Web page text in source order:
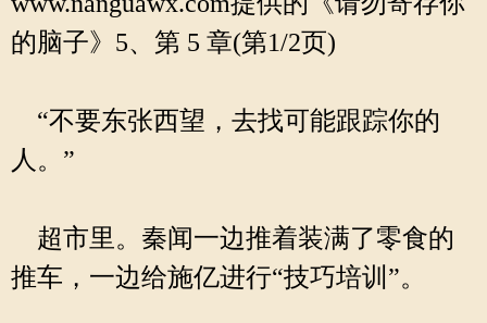
的脑子》5、第 5 章(第1/2页)
“不要东张西望，去找可能跟踪你的
人。”
超市里。秦闻一边推着装满了零食的
推车，一边给施亿进行“技巧培训”。